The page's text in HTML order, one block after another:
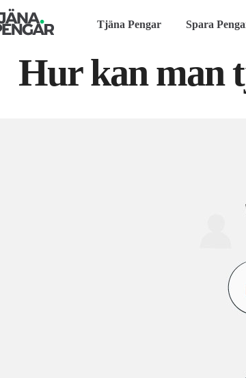
Tjäna Pengar Spara
Hur kan man